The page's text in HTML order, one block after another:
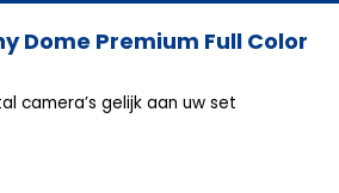
Dome Premium Full Color
camera’s gelijk aan uw set